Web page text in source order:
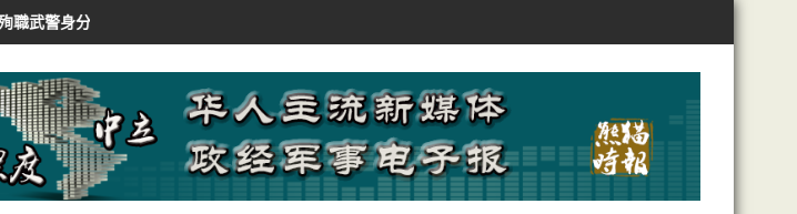
伊朗總統稱「非常難」聯絡最高領袖